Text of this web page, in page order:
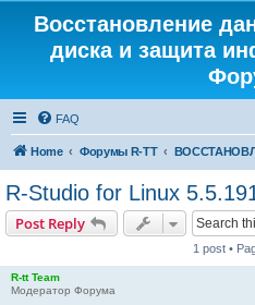
Восстановление
диска и защита
FAQ
Home Форумы R-TT
R-Studio for Linux
Post Reply
1 post •
R-tt Team
Модератор Форума